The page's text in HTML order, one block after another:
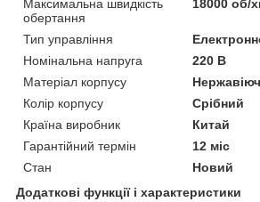
Максимальна швидкість
обертання
18000 об/
Тип управління
Номінальна напруга
220 В
Матеріал корпусу
Колір корпусу
Срібний
Країна виробник
Китай
Гарантійний термін
12 міс
Стан
Новий
Додаткові функції і характеристики